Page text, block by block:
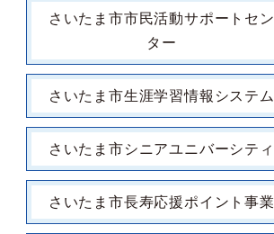
さいたま市市民活動サポートセン
ター
さいたま市生涯学習情報システム
さいたま市シニアユニバーシティ
さいたま市長寿応援ポイント事業